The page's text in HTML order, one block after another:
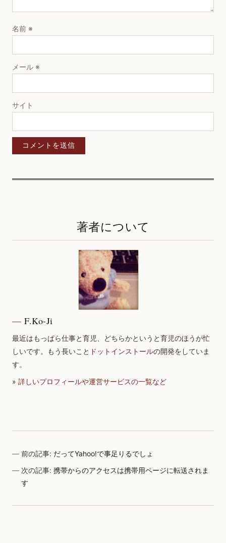
名前 ※
メール ※
サイト
著者について
F.Ko-Ji
最近はもっぱら仕事と育児、どちらかというと育児のほうが忙
しいです。もう長いこと ドットインストールの開発をしていま
す。
» 詳しいプロフィールや運営サービスの一覧など
前の記事: だってYahoo!で事足りるでしょ
次の記事:携帯からのアクセスは携帯用ページに転送されま
す